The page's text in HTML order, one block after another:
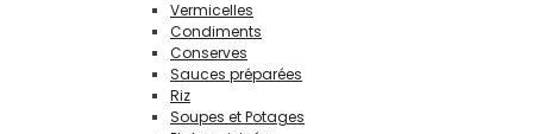
Vermicelles
Condiments
Conserves
Sauces préparées
Riz
Soupes et Potages